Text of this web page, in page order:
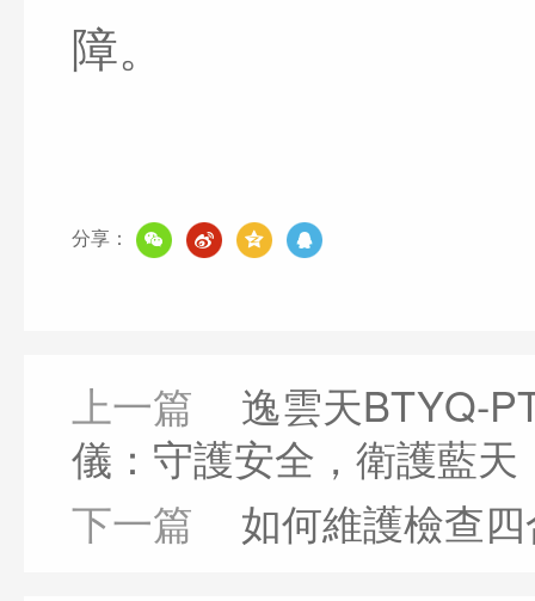
障。
分享：
上一篇 逸雲天BTYQ-
儀：守護安全，衛護藍天
下一篇 如何維護檢查